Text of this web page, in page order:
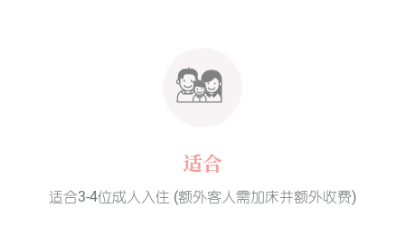
适合
适合3-4位成人入住 (额外客人需加床并额外收费)